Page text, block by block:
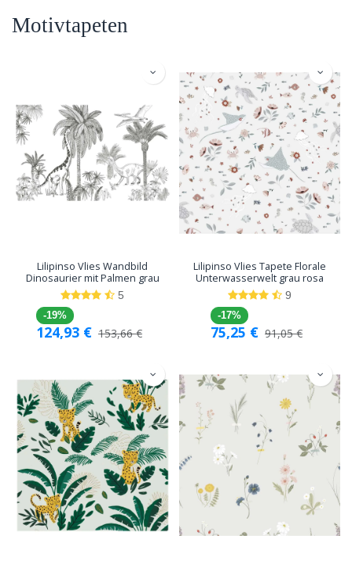
Motivtapeten
Lilipinso Vlies Wandbild
Dinosaurier mit Palmen grau
5
-19%
124,93 € 153,66€
Lilipinso Vlies Tapete Florale
Unterwasserwelt grau rosa
9
-17%
75,25 € 91,05€